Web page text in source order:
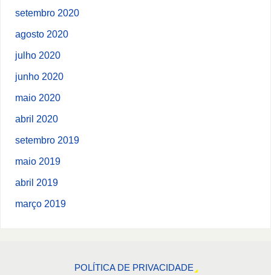
setembro 2020
agosto 2020
julho 2020
junho 2020
maio 2020
abril 2020
setembro 2019
maio 2019
abril 2019
março 2019
POLÍTICA DE PRIVACIDADE